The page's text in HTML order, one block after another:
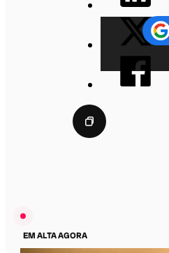
EM ALTA AGORA